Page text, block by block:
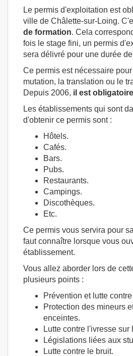
Le permis d'exploitation est
ville de Châlette-sur-Loing.
de formation. Cela
fois le stage fini, un permis
sera délivré pour une durée
Ce permis est nécessaire
mutation, la translation ou le
Depuis 2006, il est
Les établissements qui sont
d'obtenir ce permis sont :
Hôtels.
Cafés.
Bars.
Pubs.
Restaurants.
Campings.
Discothèques.
Etc.
Ce permis vous servira pour
faut connaître lorsque vous
établissement.
Vous allez aborder lors de
plusieurs points :
Prévention et lutte
Protection des mineurs
enceintes.
Lutte contre l'ivresse
Législations liées aux
Lutte contre le bruit.